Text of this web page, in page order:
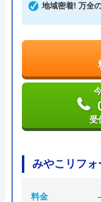
地域密着! 万全
受
みやこリフ
料金